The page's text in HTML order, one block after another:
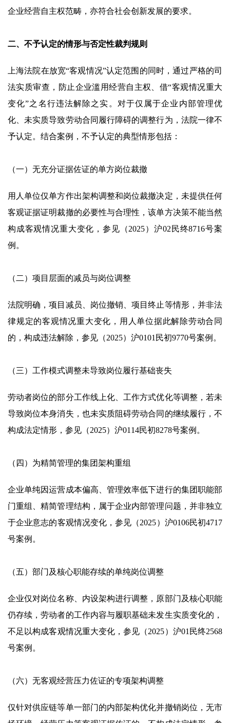
企业经营自主权范畴，亦符合社会创新发展的要求。
二、不予认定的情形与否定性裁判规则
上海法院在放宽“客观情况”认定范围的同时，通过严格的司
法实质审查，防止企业滥用经营自主权、借“客观情况重大
变化”之名行违法解除之实。对于仅属于企业内部管理优
化、未实质导致劳动合同履行障碍的调整行为，法院一律不
予认定。结合案例，不予认定的典型情形包括：
（一）无充分证据佐证的单方岗位裁撤
用人单位仅单方作出架构调整和岗位裁撤决定，未提供任何
客观证据证明裁撤的必要性与合理性，该单方决策不能当然
构成客观情况重大变化，参见（2025）沪02民终8716号案
例。
（二）项目层面的减员与岗位调整
法院明确，项目减员、岗位撤销、项目终止等情形，并非法
律规定的客观情况重大变化，用人单位据此解除劳动合同
的，构成违法解除，参见（2025）沪0101民初9770号案例。
（三）工作模式调整未导致岗位履行基础丧失
劳动者岗位的部分工作线上化、工作方式优化等调整，若未
导致岗位本身消失，也未实质阻碍劳动合同的继续履行，不
构成法定情形，参见（2025）沪0114民初8278号案例。
（四）为精简管理的集团架构重组
企业单纯因运营成本偏高、管理效率低下进行的集团职能部
门重组、精简管理结构，属于企业内部管理问题，并非独立
于企业意志的客观情况变化，参见（2025）沪0106民初4717
号案例。
（五）部门及核心职能存续的单纯岗位调整
企业仅对岗位名称、内设架构进行调整，原部门及核心职能
仍存续，劳动者的工作内容与履职基础未发生实质变化的，
不足以构成客观情况重大变化，参见（2025）沪01民终2568
号案例。
（六）无客观经营压力佐证的专项架构调整
仅针对供应链等单一部门的内部架构优化并撤销岗位，无市